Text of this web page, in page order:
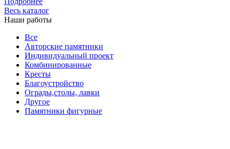
Весь каталог
Наши работы
Все
Авторские памятники
Индивидуальный проект
Комбинированные
Кресты
Благоустройство
Ограды,столы, лавки
Другое
Памятники фигурные